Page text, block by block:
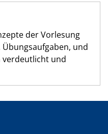
der Vorlesung
und
und